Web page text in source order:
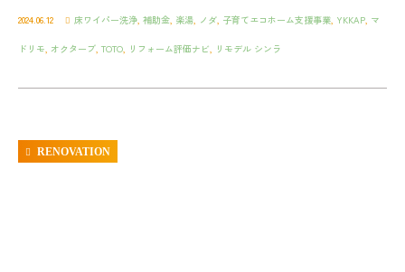
2024.06.12 床ワイパー洗浄, 補助金, 楽湯, ノダ, 子育てエコホーム支援事業, YKKAP, マ
ドリモ, オクターブ, TOTO, リフォーム評価ナビ, リモデル シンラ
RENOVATION